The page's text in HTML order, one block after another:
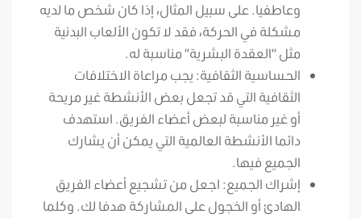
وعاطفيا. على سبيل المثال، إذا كان شخص ما لديه
مشكلة في الحركة، فقد لا تكون الألعاب البدنية
مثل “العقدة البشرية” مناسبة له.
الحساسية الثقافية: يجب مراعاة الاختلافات
الثقافية التي قد تجعل بعض الأنشطة غير مريحة
أو غير مناسبة لبعض أعضاء الفريق. استهدف
دائما الأنشطة العالمية التي يمكن أن يشارك
الجميع فيها.
إشراك الجميع: اجعل من تشجيع أعضاء الفريق
الهادئ أو الخجول على المشاركة هدفا لك. وكلما